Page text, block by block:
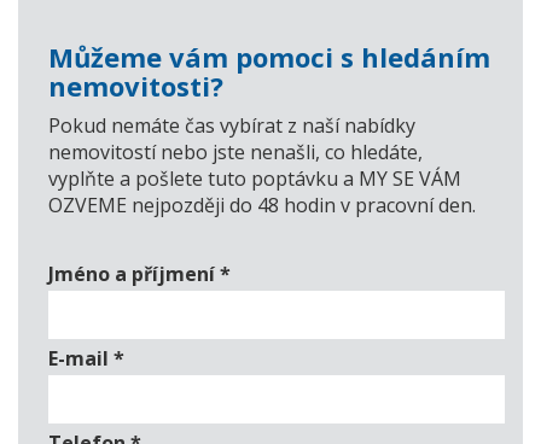
Můžeme vám pomoci s hledáním
nemovitosti?
Pokud nemáte čas vybírat z naší nabídky
nemovitostí nebo jste nenašli, co hledáte,
vyplňte a pošlete tuto poptávku a MY SE VÁM
OZVEME nejpozději do 48 hodin v pracovní den.
Jméno a příjmení*
E-mail *